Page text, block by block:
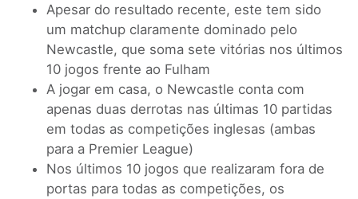
Apesar do resultado recente, este tem sido
um matchup claramente dominado pelo
Newcastle, que soma sete vitórias nos últimos
10 jogos frente ao Fulham
A jogar em casa, o Newcastle conta com
apenas duas derrotas nas últimas 10 partidas
em todas as competições inglesas (ambas
para a Premier League)
Nos últimos 10 jogos que realizaram fora de
portas para todas as competições, os